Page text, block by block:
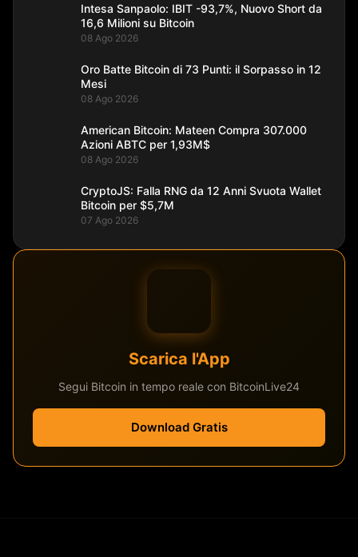
Intesa Sanpaolo: IBIT -93,7%, Nuovo Short da
16,6 Milioni su Bitcoin
08 Ago 2026
Oro Batte Bitcoin di 73 Punti: il Sorpasso in 12
Mesi
08 Ago 2026
American Bitcoin: Mateen Compra 307.000
Azioni ABTC per 1,93M$
08 Ago 2026
CryptoJS: Falla RNG da 12 Anni Svuota Wallet
Bitcoin per $5,7M
07 Ago 2026
Scarica l'App
Segui Bitcoin in tempo reale con BitcoinLive24
Download Gratis